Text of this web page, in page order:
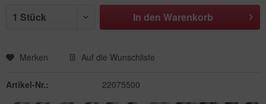
In den Warenkorb
Merken Auf die Wunschliste
Artikel-Nr.: 22075500